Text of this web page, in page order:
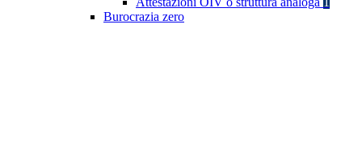
Burocrazia zero